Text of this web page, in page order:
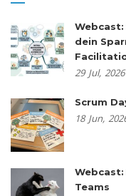
Webcast:
dein
29 Jul, 2026
Scrum
18 Jun,
Teams